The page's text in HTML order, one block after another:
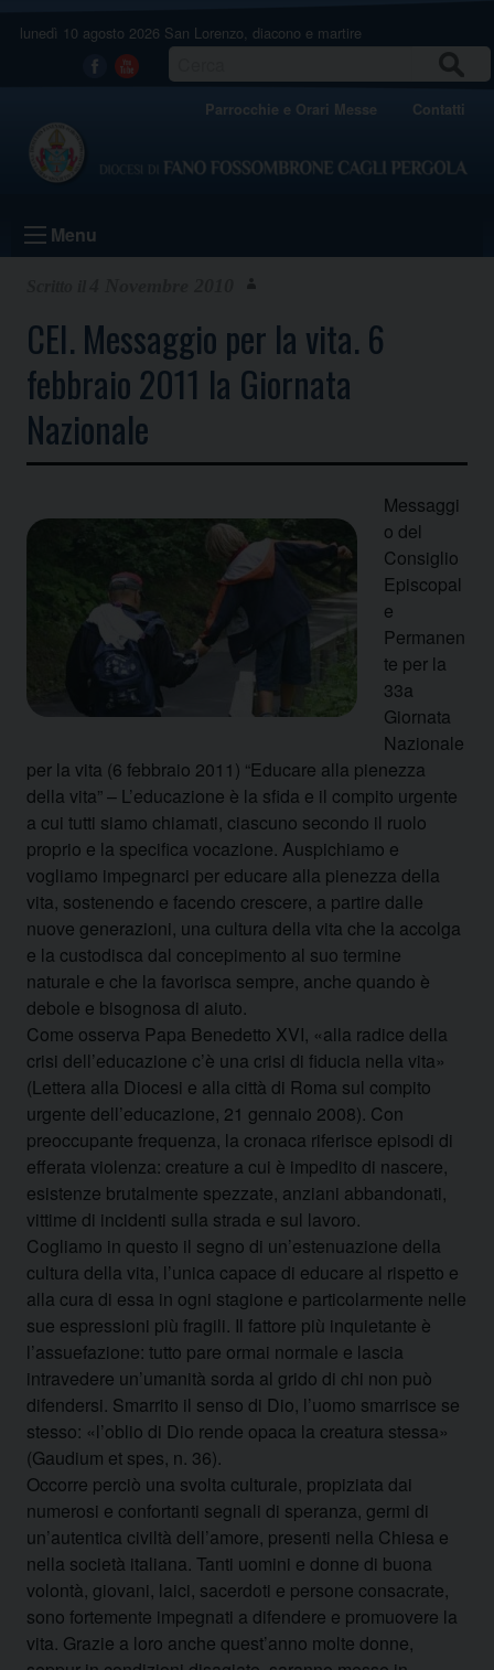
lunedì 10 agosto 2026 San Lorenzo, diacono e martire
Facebook
Youtube
Parrocchie e Orari Messe Contatti
Menu
CEI. Messaggio per la vita. 6
febbraio 2011 la Giornata
Nazionale
Messaggi
o del
Consiglio
Episcopal
e
Permanen
te per la
33a
Giornata
Nazionale
per la vita (6 febbraio 2011) “Educare alla pienezza
della vita” – L’educazione è la sfida e il compito urgente
a cui tutti siamo chiamati, ciascuno secondo il ruolo
proprio e la specifica vocazione. Auspichiamo e
vogliamo impegnarci per educare alla pienezza della
vita, sostenendo e facendo crescere, a partire dalle
nuove generazioni, una cultura della vita che la accolga
e la custodisca dal concepimento al suo termine
naturale e che la favorisca sempre, anche quando è
debole e bisognosa di aiuto.
Come osserva Papa Benedetto XVI, «alla radice della
crisi dell’educazione c’è una crisi di fiducia nella vita»
(Lettera alla Diocesi e alla città di Roma sul compito
urgente dell’educazione, 21 gennaio 2008). Con
preoccupante frequenza, la cronaca riferisce episodi di
efferata violenza: creature a cui è impedito di nascere,
esistenze brutalmente spezzate, anziani abbandonati,
vittime di incidenti sulla strada e sul lavoro.
Cogliamo in questo il segno di un’estenuazione della
cultura della vita, l’unica capace di educare al rispetto e
alla cura di essa in ogni stagione e particolarmente nelle
sue espressioni più fragili. Il fattore più inquietante è
l’assuefazione: tutto pare ormai normale e lascia
intravedere un’umanità sorda al grido di chi non può
difendersi. Smarrito il senso di Dio, l’uomo smarrisce se
stesso: «l’oblio di Dio rende opaca la creatura stessa»
(Gaudium et spes, n. 36).
Occorre perciò una svolta culturale, propiziata dai
numerosi e confortanti segnali di speranza, germi di
un’autentica civiltà dell’amore, presenti nella Chiesa e
nella società italiana. Tanti uomini e donne di buona
volontà, giovani, laici, sacerdoti e persone consacrate,
sono fortemente impegnati a difendere e promuovere la
vita. Grazie a loro anche quest’anno molte donne,